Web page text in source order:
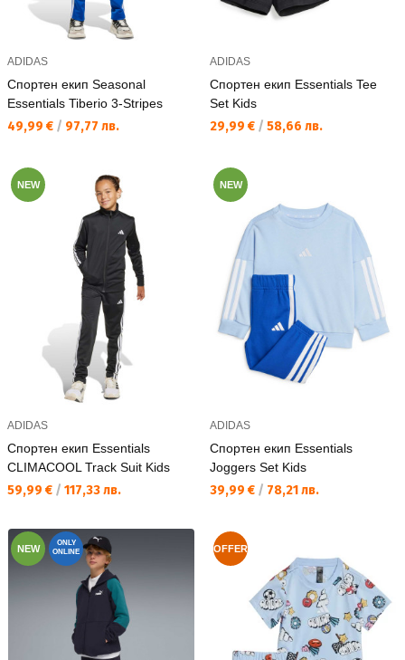
ADIDAS
Спортен екип Seasonal
Essentials Tiberio 3-Stripes
Текуща цена:
49,99 € / 97,77 лв.
ADIDAS
Спортен екип Essentials Tee
Set Kids
Текуща цена:
29,99 € / 58,66 лв.
NEW
ADIDAS
Спортен екип Essentials
CLIMACOOL Track Suit Kids
Текуща цена:
59,99 € / 117,33 лв.
NEW
ADIDAS
Спортен екип Essentials
Joggers Set Kids
Текуща цена:
39,99 € / 78,21 лв.
NEW
ONLY
ONLINE
OFFER